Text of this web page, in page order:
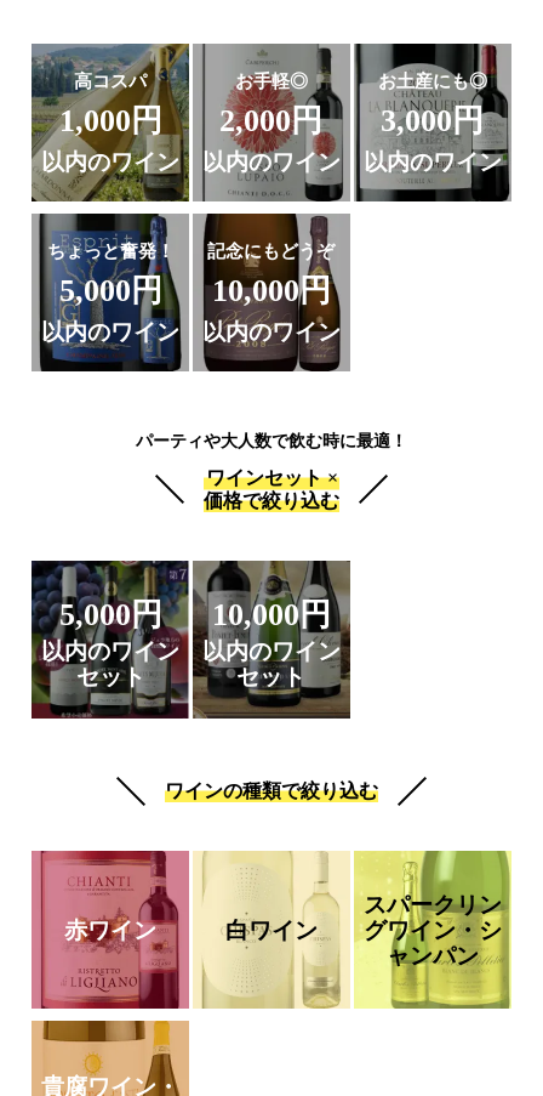
高コスパ
1,000円
以内のワイン
お手軽◎
2,000円
以内のワイン
お土産にも◎
3,000円
以内のワイン
ちょっと奮発！
5,000円
以内のワイン
記念にもどうぞ
10,000円
以内のワイン
パーティや大人数で飲む時に最適！
ワインセット ×
価格で絞り込む
5,000円
以内のワイン
セット
10,000円
以内のワイン
セット
ワインの種類で絞り込む
赤ワイン 白ワイン
スパークリン
グワイン・シ
ャンパン
貴腐ワイン・